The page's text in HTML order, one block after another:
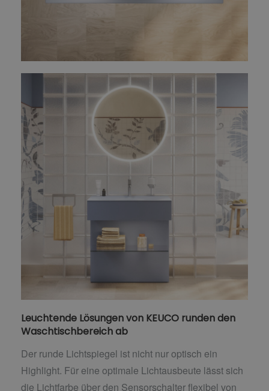
Leuchtende Lösungen von KEUCO runden den
Waschtischbereich ab
Der runde Lichtspiegel ist nicht nur optisch ein
Highlight. Für eine optimale Lichtausbeute lässt sich
die Lichtfarbe über den Sensorschalter flexibel von